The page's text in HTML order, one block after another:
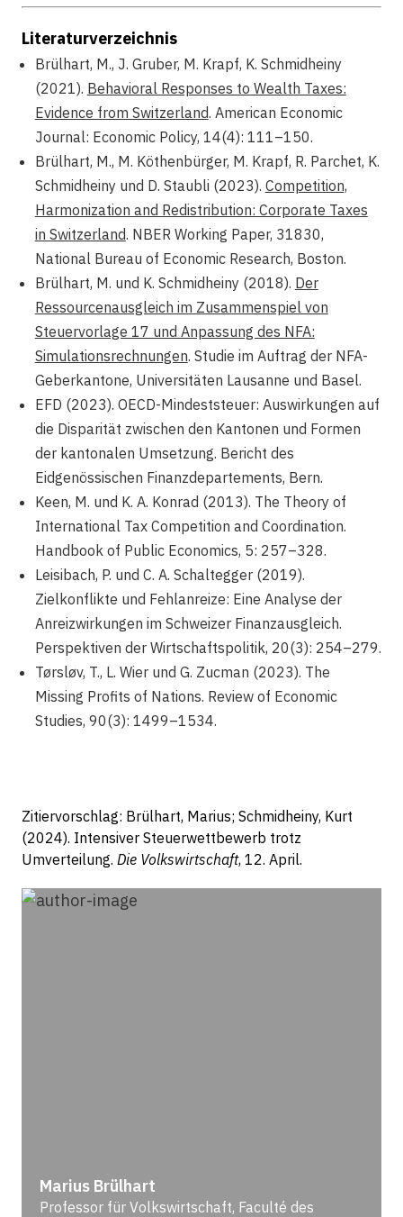
Literaturverzeichnis
Brülhart, M., J. Gruber, M. Krapf, K. Schmidheiny
(2021). Behavioral Responses to Wealth Taxes:
Evidence from Switzerland. American Economic
Journal: Economic Policy, 14(4): 111–150.
Brülhart, M., M. Köthenbürger, M. Krapf, R. Parchet, K.
Schmidheiny und D. Staubli (2023). Competition,
Harmonization and Redistribution: Corporate Taxes
in Switzerland. NBER Working Paper, 31830,
National Bureau of Economic Research, Boston.
Brülhart, M. und K. Schmidheiny (2018). Der
Ressourcenausgleich im Zusammenspiel von
Steuervorlage 17 und Anpassung des NFA:
Simulationsrechnungen. Studie im Auftrag der NFA-
Geberkantone, Universitäten Lausanne und Basel.
EFD (2023). OECD-Mindeststeuer: Auswirkungen auf
die Disparität zwischen den Kantonen und Formen
der kantonalen Umsetzung. Bericht des
Eidgenössischen Finanzdepartements, Bern.
Keen, M. und K. A. Konrad (2013). The Theory of
International Tax Competition and Coordination.
Handbook of Public Economics, 5: 257–328.
Leisibach, P. und C. A. Schaltegger (2019).
Zielkonflikte und Fehlanreize: Eine Analyse der
Anreizwirkungen im Schweizer Finanzausgleich.
Perspektiven der Wirtschaftspolitik, 20(3): 254–279.
Tørsløv, T., L. Wier und G. Zucman (2023). The
Missing Profits of Nations. Review of Economic
Studies, 90(3): 1499–1534.
Zitiervorschlag: Brülhart, Marius; Schmidheiny, Kurt
(2024). Intensiver Steuerwettbewerb trotz
Umverteilung. Die Volkswirtschaft, 12. April.
Marius Brülhart
Professor für Volkswirtschaft, Faculté des